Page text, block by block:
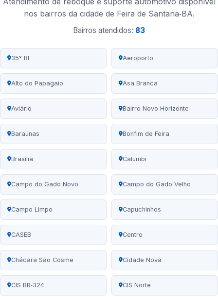
nos bairros da cidade de Feira de Santana‑BA.
Bairros atendidos: 83
35° BI Aeroporto
Alto do Papagaio Asa Branca
Aviário Bairro Novo Horizonte
Baraúnas Bonfim de Feira
Brasília Calumbi
Campo do Gado Novo Campo do Gado Velho
Campo Limpo Capuchinhos
CASEB Centro
Chácara São Cosme Cidade Nova
CIS BR‑324 CIS Norte